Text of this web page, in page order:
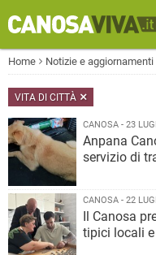
Home Notizie e aggiornamenti
VITA DI CITTÀ
CANOSA - 23
Anpana
servizio di
CANOSA - 22
Il Canosa
tipici locali e